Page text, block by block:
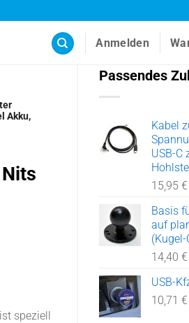
Anmelden
Passendes
Kabel
USB-C
15,95 €
Basis
auf
14,40 €
USB-
10,71 €
Akku,
speziell